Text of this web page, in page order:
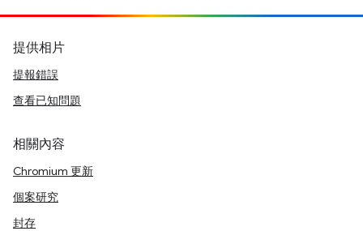
提供相片
提報錯誤
查看已知問題
相關內容
Chromium 更新
個案研究
封存